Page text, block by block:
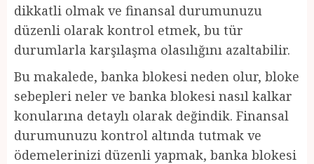
dikkatli olmak ve finansal durumunuzu
düzenli olarak kontrol etmek, bu tür
durumlarla karşılaşma olasılığını azaltabilir.
Bu makalede, banka blokesi neden olur, bloke
sebepleri neler ve banka blokesi nasıl kalkar
konularına detaylı olarak değindik. Finansal
durumunuzu kontrol altında tutmak ve
ödemelerinizi düzenli yapmak, banka blokesi